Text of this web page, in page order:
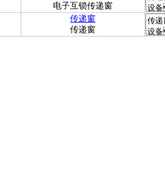
电子互锁传递窗
传递窗
传递窗